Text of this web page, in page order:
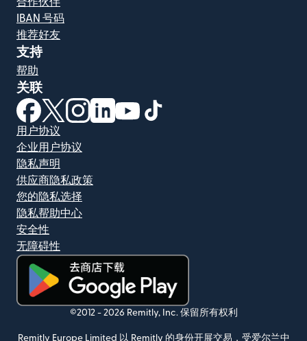
IBAN 号码
推荐好友
支持
帮助
关联
（在新窗口中打开）
（在新窗口中打开）
（在新窗口中打开）
（在新窗口中打开）
（在新窗口中打开）
用户协议
企业用户协议
隐私声明
供应商隐私政策
您的隐私选择
隐私帮助中心
安全性
无障碍性
（在新窗口中打开）
©2012 - 2026 Remitly, Inc. 保留所有权利
Remitly Europe Limited 以 Remitly 的身份开展交易，受爱尔兰中